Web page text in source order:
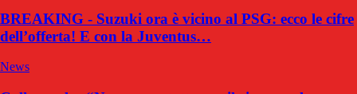
BREAKING - Suzuki ora è vicino al PSG: ecco le cifre
dell’offerta! E con la Juventus…
News